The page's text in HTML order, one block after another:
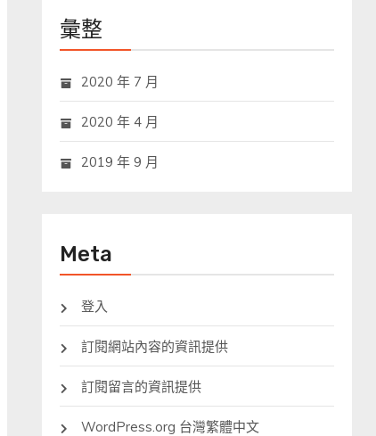
彙整
2020 年 7 月
2020 年 4 月
2019 年 9 月
Meta
登入
訂閱網站內容的資訊提供
訂閱留言的資訊提供
WordPress.org 台灣繁體中文